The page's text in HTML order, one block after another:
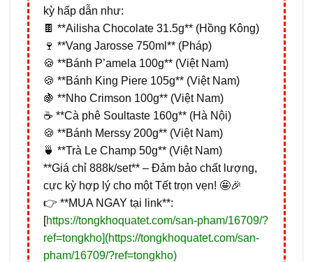
kỳ hấp dẫn như:
🍫 **Ailisha Chocolate 31.5g** (Hồng Kông)
🍷 **Vang Jarosse 750ml** (Pháp)
🍪 **Bánh P’amela 100g** (Việt Nam)
🍪 **Bánh King Piere 105g** (Việt Nam)
🍇 **Nho Crimson 100g** (Việt Nam)
☕ **Cà phê Soultaste 160g** (Hà Nội)
🍪 **Bánh Merssy 200g** (Việt Nam)
🍵 **Trà Le Champ 50g** (Việt Nam)
**Giá chỉ 888k/set** – Đảm bảo chất lượng,
cực kỳ hợp lý cho một Tết trọn vẹn! 🤩🎉
👉 **MUA NGAY tại link**:
[https://tongkhoquatet.com/san-pham/16709/?
ref=tongkho](https://tongkhoquatet.com/san-
pham/16709/?ref=tongkho)